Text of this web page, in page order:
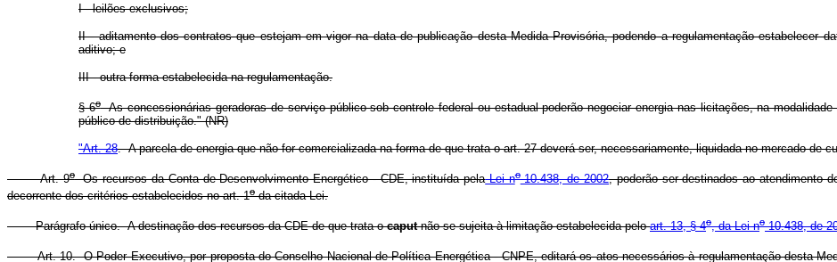
I - leilões exclusivos;
II - aditamento dos contratos que estejam em vigor na data de publicação desta Medida Provisória, podendo a regulamentação estabelecer
aditivo; e
III - outra forma estabelecida na regulamentação.
§ 6oAs concessionárias geradoras de serviço público sob controle federal ou estadual poderão negociar energia nas licitações, na
público de distribuição." (NR)
"Art. 28. A parcela de energia que não for comercializada na forma de que trata o art. 27 deverá ser, necessariamente, liquidada no mercado de
Art. 9oOs recursos da Conta de Desenvolvimento Energético - CDE, instituída pelaLei no10.438, de 2002, poderão ser destinados ao atendimento
decorrente dos critérios estabelecidos no art. 1oda citada Lei.
Parágrafo único. A destinação dos recursos da CDE de que trata ocaputnão se sujeita à limitação estabelecida peloart. 13, § 4o, da Lei no10.438, de
Art. 10. O Poder Executivo, por proposta do Conselho Nacional de Política Energética - CNPE, editará os atos necessários à regulamentação desta